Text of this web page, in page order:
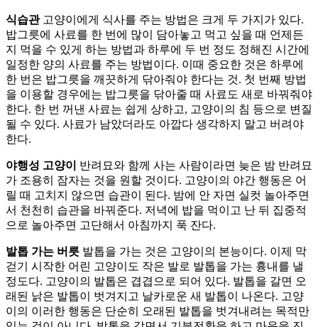
식습관고양이에게 식사를 주는 방법은 크게 두 가지가 있다.
밥그릇에 사료를 한 번에 많이 담아놓고 먹고 싶을 때 언제든
지 먹을 수 있게 하는 방법과 하루에 두 번 정도 정해진 시간에
일정한 양의 사료를 주는 방법이다. 이때 중요한 것은 하루에
한 번은 밥그릇을 깨끗하게 닦아줘야 한다는 것. 첫 번째 방법
을 이용할 경우에는 밥그릇을 닦아줄 때 사료도 새로 바꿔줘야
한다. 한 번 꺼낸 사료는 쉽게 상하고, 고양이의 침 등으로 변질
될 수 있다. 사료가 남았더라도 아깝다 생각하지 말고 버려야
한다.
야행성 고양이
반려묘와 함께 사는 사람이라면 늦은 밤 반려묘
가 조용히 잠자는 것을 원할 것이다. 고양이의 야간 행동은 어
릴 때 고치지 않으면 습관이 된다. 밤에 안 자면 실컷 놀아주면
서 천천히 습관을 바꿔준다. 저녁에 밥을 먹이고 난 뒤 집중적
으로 놀아주면 고단해서 아침까지 푹 잔다.
발톱 가는 버릇 발톱을 가는 것은 고양이의 본능이다. 이제 막
걷기 시작한 어린 고양이도 작은 발로 발톱을 가는 흉내를 낼
정도다. 고양이의 발톱은 겹겹으로 되어 있다. 발톱을 갈면 오
래된 낡은 발톱이 벗겨지고 날카로운 새 발톱이 나온다. 고양
이의 이러한 행동은 단순히 오래된 발톱을 벗겨내려는 목적만